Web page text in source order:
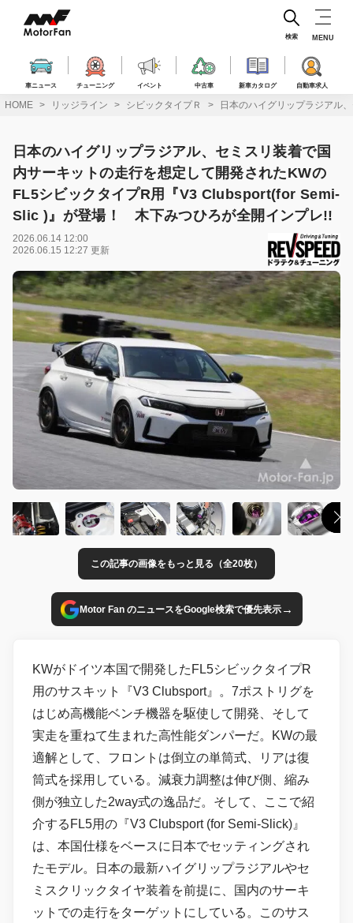
ス
車ニュース チューニング イベント 中古車 新車カタログ 自動車求人
検索 MENU
HOME リッジライン シビックタイプＲ 日本のハイグリップラジアル
日本のハイグリップラジアル、セミスリ装着で国
内サーキットの走行を想定して開発されたKWの
FL5シビックタイプR用『V3 Clubsport(for Semi-
Slic )』が登場！ 木下みつひろが全開インプレ!!
2026.06.14 12:00
2026.06.15 12:27 更新
この記事の画像をもっと見る（全20枚）
Motor Fan のニュースをGoogle検索で優先表示→
KWがドイツ本国で開発したFL5シビックタイプR
用のサスキット『V3 Clubsport』。7ポストリグを
はじめ高機能ベンチ機器を駆使して開発、そして
実走を重ねて生まれた高性能ダンパーだ。KWの最
適解として、フロントは倒立の単筒式、リアは復
筒式を採用している。減衰力調整は伸び側、縮み
側が独立した2way式の逸品だ。そして、ここで紹
介するFL5用の『V3 Clubsport (for Semi-Slick)』
は、本国仕様をベースに日本でセッティングされ
たモデル。日本の最新ハイグリップラジアルやセ
ミスクリックタイヤ装着を前提に、国内のサーキ
ットでの走行をターゲットにしている。このサス